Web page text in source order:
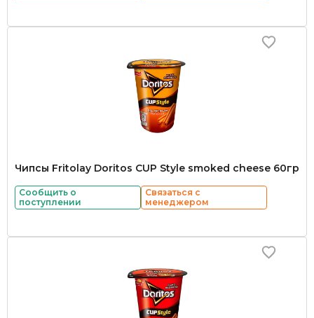
Чипсы Fritolay Doritos CUP Style smoked cheese 60гр
Сообщить о
поступлении
Связаться с
менеджером